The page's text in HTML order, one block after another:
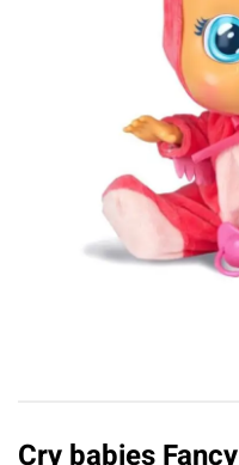
Cry babies Fancy